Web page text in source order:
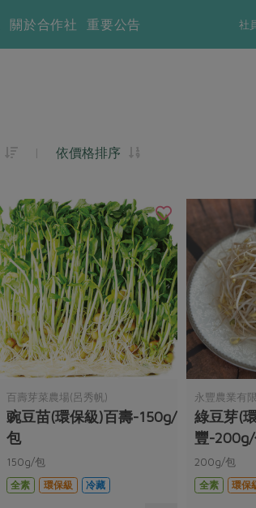
社
關於合作社 重要公告
| 依價格排序
百壽芽菜農場(呂秀帆)
豌豆苗(環保級)百壽-150g/
包
150g/包
全素
環保級 冷藏
永豐農業有
綠豆芽(
豐-
200g/包
全素
環保